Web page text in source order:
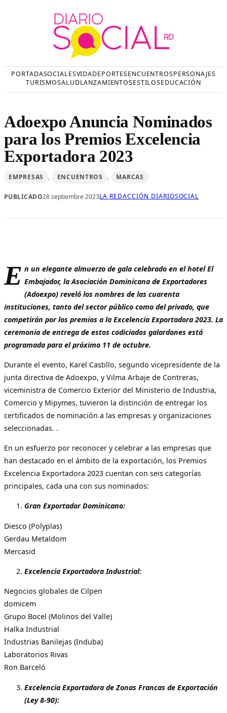
PORTADASOCIALESVIDADEPORTESENCUENTROSPERSONAJES
TURISMOSALUDLANZAMIENTOSESTILOSEDUCACIÓN
Adoexpo Anuncia Nominados
para los Premios Excelencia
Exportadora 2023
EMPRESAS , ENCUENTROS , MARCAS
PUBLICADO28 septiembre 2023LA REDACCIÓN DIARIOSOCIAL
E n un elegante almuerzo de gala celebrado en el hotel El
Embajador, la Asociación Dominicana de Exportadores
(Adoexpo) reveló los nombres de las cuarenta
instituciones, tanto del sector público como del privado, que
competirán por los premios a la Excelencia Exportadora 2023. La
ceremonia de entrega de estos codiciados galardones está
programada para el próximo 11 de octubre.
Durante el evento, Karel Castillo, segundo vicepresidente de la
junta directiva de Adoexpo, y Vilma Arbaje de Contreras,
viceministra de Comercio Exterior del Ministerio de Industria,
Comercio y Mipymes, tuvieron la distinción de entregar los
certificados de nominación a las empresas y organizaciones
seleccionadas. .
En un esfuerzo por reconocer y celebrar a las empresas que
han destacado en el ámbito de la exportación, los Premios
Excelencia Exportadora 2023 cuentan con seis categorías
principales, cada una con sus nominados:
Gran Exportador Dominicano:
Diesco (Polyplas)
Gerdau Metaldom
Mercasid
Excelencia Exportadora Industrial:
Negocios globales de Cilpen
domicem
Grupo Bocel (Molinos del Valle)
Halka Industrial
Industrias Banilejas (Induba)
Laboratorios Rivas
Ron Barceló
Excelencia Exportadora de Zonas Francas de Exportación
(Ley 8-90):